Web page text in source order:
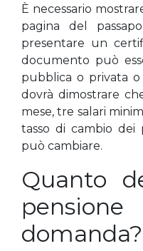
È necessario
pagina del
presentare un
documento può
pubblica o privata
dovrà dimostrare
mese, tre salari
tasso di cambio dei
può cambiare.
Quanto
domanda?